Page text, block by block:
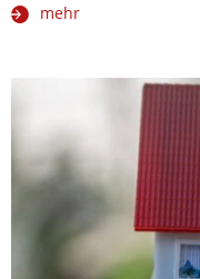
mehr